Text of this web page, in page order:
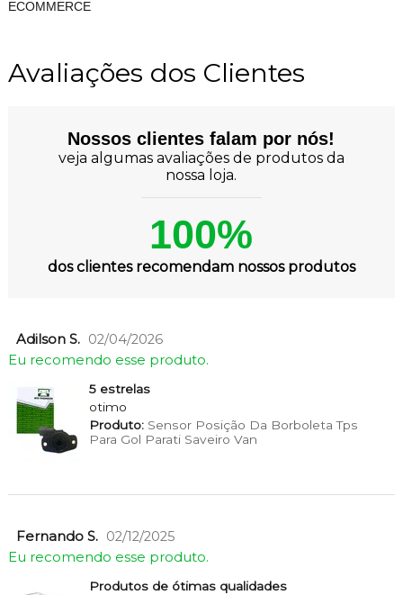
ECOMMERCE
Avaliações dos Clientes
Nossos clientes falam por nós!
veja algumas avaliações de produtos da
nossa loja.
100%
dos clientes recomendam nossos produtos
Adilson S. 02/04/2026
Eu recomendo esse produto.
5 estrelas
otimo
Produto:Sensor Posição Da Borboleta Tps
Para Gol Parati Saveiro Van
Fernando S. 02/12/2025
Eu recomendo esse produto.
Produtos de ótimas qualidades